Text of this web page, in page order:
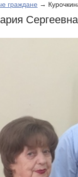
граждане →
Сергеевна